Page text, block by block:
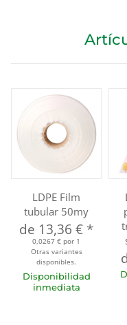
LDPE Film
tubular 50my
de 13,36 € *
0,0267 € por 1
Otras variantes
disponibles.
Disponibilidad
inmediata